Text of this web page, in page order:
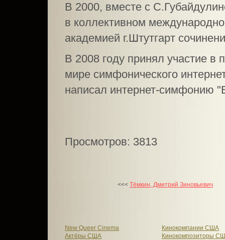
В 2000, вместе с
в коллективном
академией г.Штутгарт
В 2008 году принял участие в
мире симфонического
написал интернет-симфонию
Просмотров: 3813
<<< Тёмкин, Дмитрий Зиновьевич
New Queer Cinema
Актёры США
Кинокомпании США
Кинокомпозиторы